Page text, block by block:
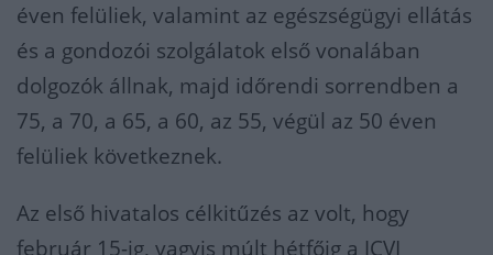
éven felüliek, valamint az egészségügyi ellátás
és a gondozói szolgálatok első vonalában
dolgozók állnak, majd időrendi sorrendben a
75, a 70, a 65, a 60, az 55, végül az 50 éven
felüliek következnek.
Az első hivatalos célkitűzés az volt, hogy
február 15-ig, vagyis múlt hétfőig a JCVI